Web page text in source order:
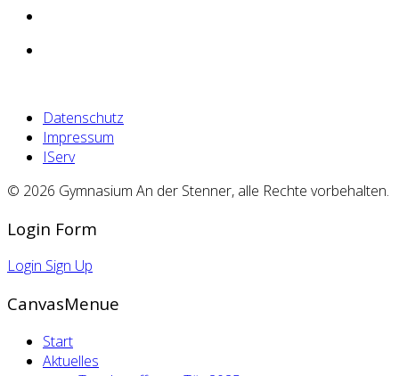
Datenschutz
Impressum
IServ
© 2026 Gymnasium An der Stenner, alle Rechte vorbehalten.
Login Form
Login Sign Up
CanvasMenue
Start
Aktuelles